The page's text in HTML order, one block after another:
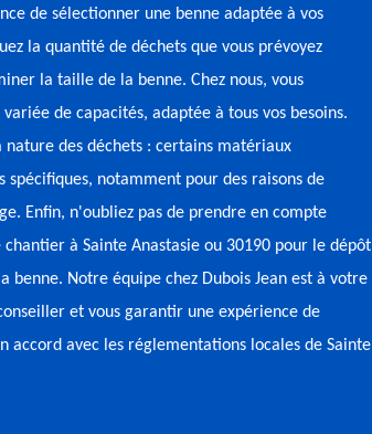
de sélectionner une benne adaptée à vos
la quantité de déchets que vous prévoyez
la taille de la benne. Chez nous, vous
de capacités, adaptée à tous vos besoins.
nature des déchets : certains matériaux
spécifiques, notamment pour des raisons de
Enfin, n'oubliez pas de prendre en compte
à Sainte Anastasie ou 30190 pour le dépôt
benne. Notre équipe chez Dubois Jean est à votre
et vous garantir une expérience de
accord avec les réglementations locales de Sainte